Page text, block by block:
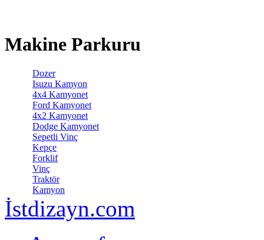
Makine Parkuru
Dozer
Isuzu Kamyon
4x4 Kamyonet
Ford Kamyonet
4x2 Kamyonet
Dodge Kamyonet
Sepetli Vinç
Kepçe
Forklif
Vinç
Traktör
Kamyon
İstdizayn.com